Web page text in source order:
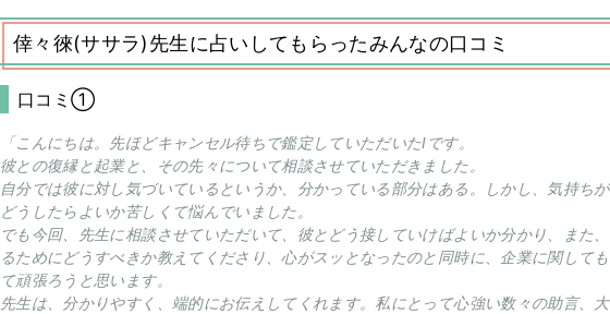
倖々徠(ササラ)先生に占いしてもらったみんなの口コミ
口コミ①
「こんにちは。先ほどキャンセル待ちで鑑定していただいたIです。
彼との復縁と起業と、その先々について相談させていただきました。
自分では彼に対し気づいているというか、分かっている部分はある。しかし、気持ちが
どうしたらよいか苦しくて悩んでいました。
でも今回、先生に相談させていただいて、彼とどう接していけばよいか分かり、また
るためにどうすべきか教えてくださり、心がスッとなったのと同時に、企業に関して
て頑張ろうと思います。
先生は、分かりやすく、端的にお伝えしてくれます。私にとって心強い数々の助言、